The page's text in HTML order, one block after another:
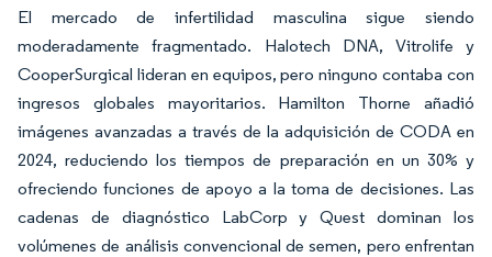
El mercado de infertilidad masculina sigue siendo
moderadamente fragmentado. Halotech DNA, Vitrolife y
CooperSurgical lideran en equipos, pero ninguno contaba con
ingresos globales mayoritarios. Hamilton Thorne añadió
imágenes avanzadas a través de la adquisición de CODA en
2024, reduciendo los tiempos de preparación en un 30% y
ofreciendo funciones de apoyo a la toma de decisiones. Las
cadenas de diagnóstico LabCorp y Quest dominan los
volúmenes de análisis convencional de semen, pero enfrentan